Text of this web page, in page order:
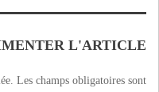
L'ARTICLE
Les champs obligatoires sont